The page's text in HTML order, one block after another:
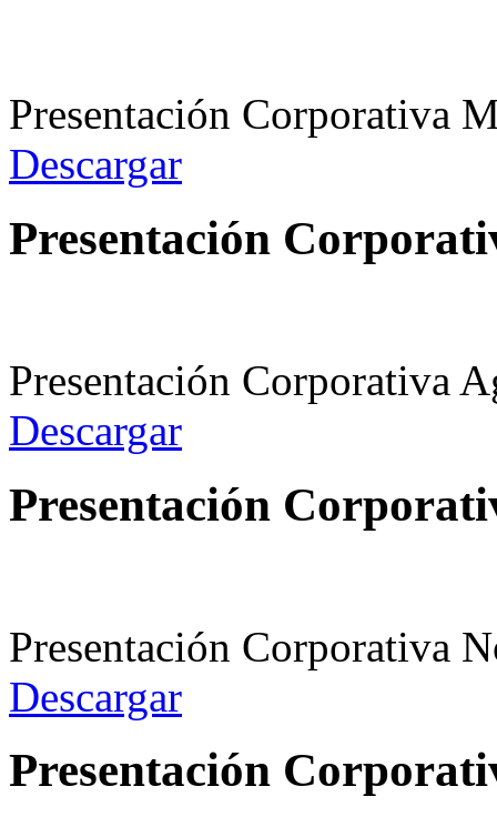
Presentación Corporativa
Descargar
Presentación
Presentación Corporativa
Descargar
Presentación
Presentación Corporativa
Descargar
Presentación